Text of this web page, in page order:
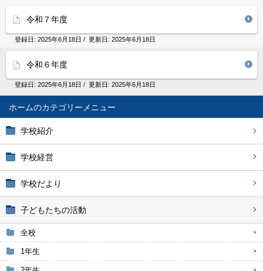
ホーム
学校紹介
学校経営
学校だより
子どもたちの活動
全校
1年生
令和７年度
登録日: 2025年6月18日 / 更新日: 2025年6月18日
令和６年度
登録日: 2025年6月18日 / 更新日: 2025年6月18日